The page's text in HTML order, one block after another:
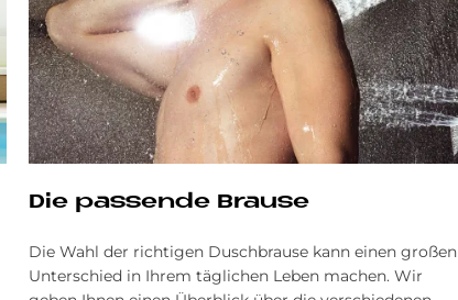
Die pas­sen­de Brau­se
Die Wahl der richtigen Duschbrause kann einen großen
Unterschied in Ihrem täglichen Leben machen. Wir